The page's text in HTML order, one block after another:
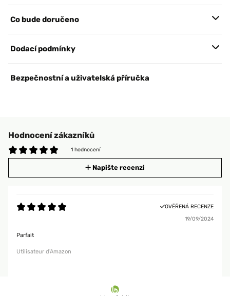
Co bude doručeno
Dodací podmínky
Bezpečnostní a uživatelská příručka
Hodnocení zákazníků
1 hodnocení
Napište recenzi
OVĚŘENÁ RECENZE
19/09/2024
Parfait
Utilisateur d'Amazon